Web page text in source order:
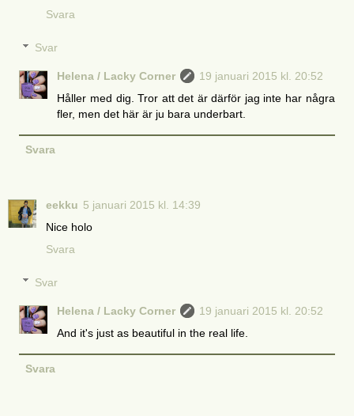
Svara
Svar
Helena / Lacky Corner
19 januari 2015 kl. 20:52
Håller med dig. Tror att det är därför jag inte har några
fler, men det här är ju bara underbart.
Svara
eekku 5 januari 2015 kl. 14:39
Nice holo
Svara
Svar
Helena / Lacky Corner
19 januari 2015 kl. 20:52
And it's just as beautiful in the real life.
Svara